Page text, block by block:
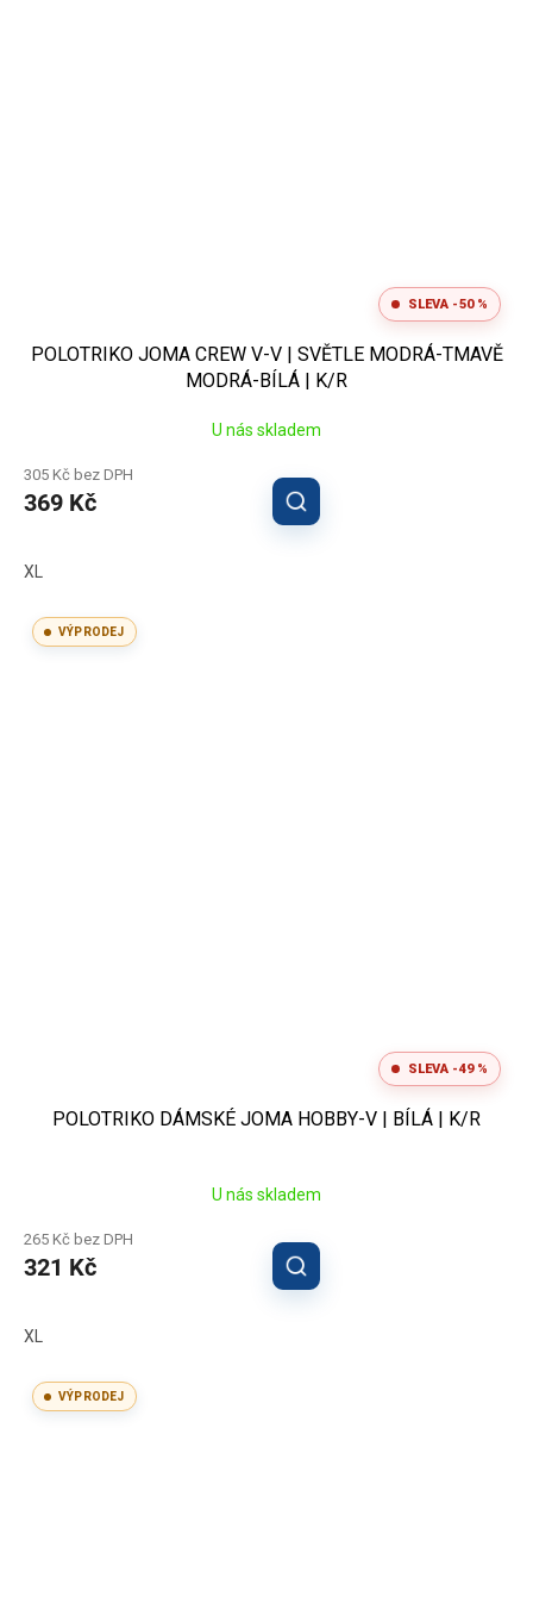
SLEVA -50 %
POLOTRIKO JOMA CREW V-V | SVĚTLE MODRÁ-TMAVĚ
MODRÁ-BÍLÁ | K/R
U nás skladem
305 Kč bez DPH
369 Kč
XL
VÝPRODEJ
SLEVA -49 %
POLOTRIKO DÁMSKÉ JOMA HOBBY-V | BÍLÁ | K/R
U nás skladem
265 Kč bez DPH
321 Kč
XL
VÝPRODEJ